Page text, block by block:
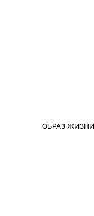
ОБРАЗ ЖИЗНИ